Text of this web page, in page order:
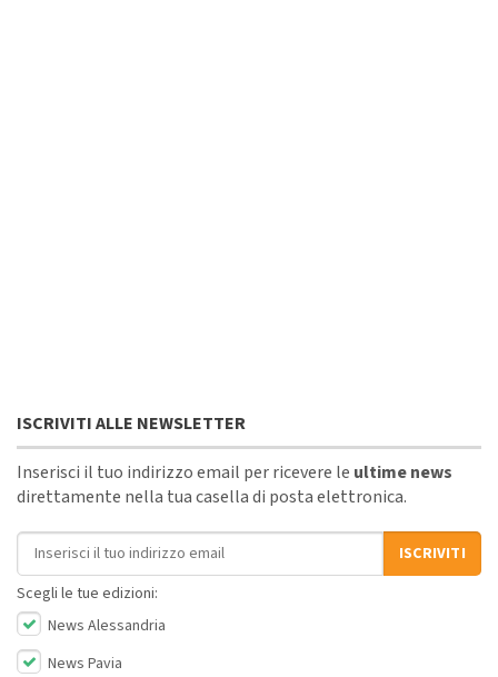
ISCRIVITI ALLE NEWSLETTER
Inserisci il tuo indirizzo email per ricevere le ultime news
direttamente nella tua casella di posta elettronica.
Indirizzo email
ISCRIVITI
Scegli le tue edizioni:
News Alessandria
News Pavia